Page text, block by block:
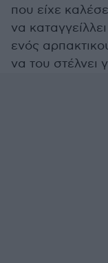
που είχε
να
ενός
να του στέλνει